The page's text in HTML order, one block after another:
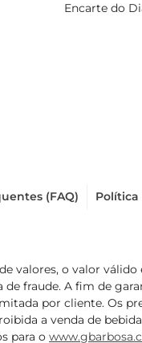
Encarte do
(FAQ)
valores, o valor
de fraude. A fim de
por cliente. Os
a venda de
para o